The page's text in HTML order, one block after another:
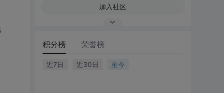
加入社区
积分榜 荣誉榜
近7日 近30日 至今